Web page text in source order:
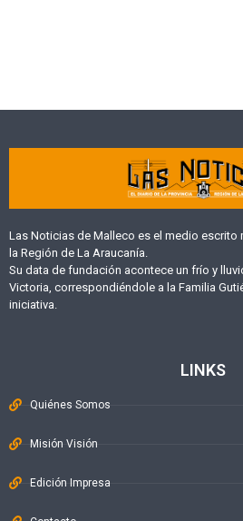
Las Noticias de Malleco es el medio escrito
la Región de La Araucanía.
Su data de fundación acontece un frío y
Victoria, correspondiéndole a la Familia
iniciativa.
LINKS
Quiénes Somos
Misión Visión
Edición Impresa